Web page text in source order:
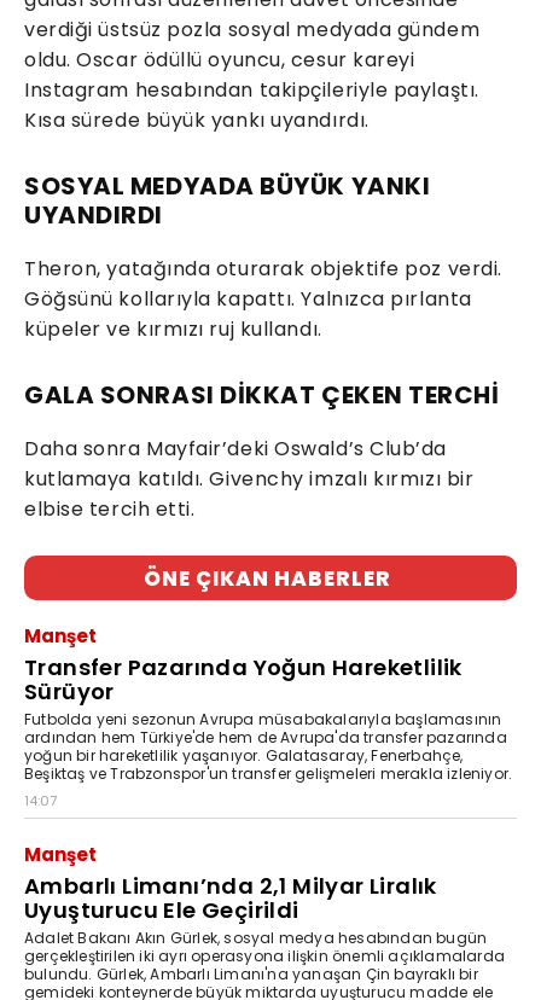
verdiği üstsüz pozla sosyal medyada gündem
oldu. Oscar ödüllü oyuncu, cesur kareyi
Instagram hesabından takipçileriyle paylaştı.
Kısa sürede büyük yankı uyandırdı.
SOSYAL MEDYADA BÜYÜK YANKI
UYANDIRDI
Theron, yatağında oturarak objektife poz verdi.
Göğsünü kollarıyla kapattı. Yalnızca pırlanta
küpeler ve kırmızı ruj kullandı.
GALA SONRASI DİKKAT ÇEKEN TERCHİ
Daha sonra Mayfair’deki Oswald’s Club’da
kutlamaya katıldı. Givenchy imzalı kırmızı bir
elbise tercih etti.
ÖNE ÇIKAN HABERLER
Manşet
Transfer Pazarında Yoğun Hareketlilik
Sürüyor
Futbolda yeni sezonun Avrupa müsabakalarıyla başlamasının
ardından hem Türkiye'de hem de Avrupa'da transfer pazarında
yoğun bir hareketlilik yaşanıyor. Galatasaray, Fenerbahçe,
Beşiktaş ve Trabzonspor'un transfer gelişmeleri merakla izleniyor.
14:07
Manşet
Ambarlı Limanı’nda 2,1 Milyar Liralık
Uyuşturucu Ele Geçirildi
Adalet Bakanı Akın Gürlek, sosyal medya hesabından bugün
gerçekleştirilen iki ayrı operasyona ilişkin önemli açıklamalarda
bulundu. Gürlek, Ambarlı Limanı'na yanaşan Çin bayraklı bir
gemideki konteynerde büyük miktarda uyuşturucu madde ele